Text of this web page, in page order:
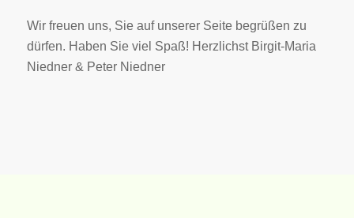
Wir freuen uns, Sie auf unserer Seite begrüßen zu
dürfen. Haben Sie viel Spaß! Herzlichst Birgit-Maria
Niedner & Peter Niedner